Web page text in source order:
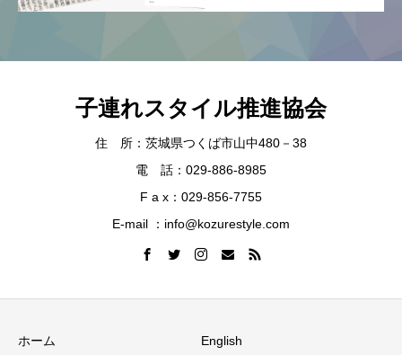
子連れスタイル推進協会
住 所：茨城県つくば市山中480－38
電 話：029-886-8985
F a x：029-856-7755
E-mail ：info@kozurestyle.com
ホーム English